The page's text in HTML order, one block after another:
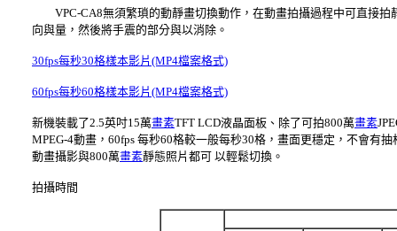
VPC-CA8無須繁瑣的動靜畫切換動作，在動畫拍攝過程中可直接拍
向與量，然後將手震的部分與以消除。
30fps每秒30格樣本影片(MP4檔案格式)
60fps每秒60格樣本影片(MP4檔案格式)
新機裝載了2.5英吋15萬畫素TFT LCD液晶面板、除了可拍800萬畫素
MPEG-4動畫，60fps 每秒60格較一般每秒30格，畫面更穩定，不會有
動畫攝影與800萬畫素靜態照片都可 以輕鬆切換。
拍攝時間